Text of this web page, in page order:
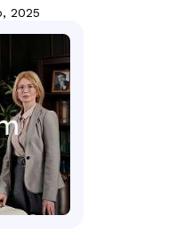
2025